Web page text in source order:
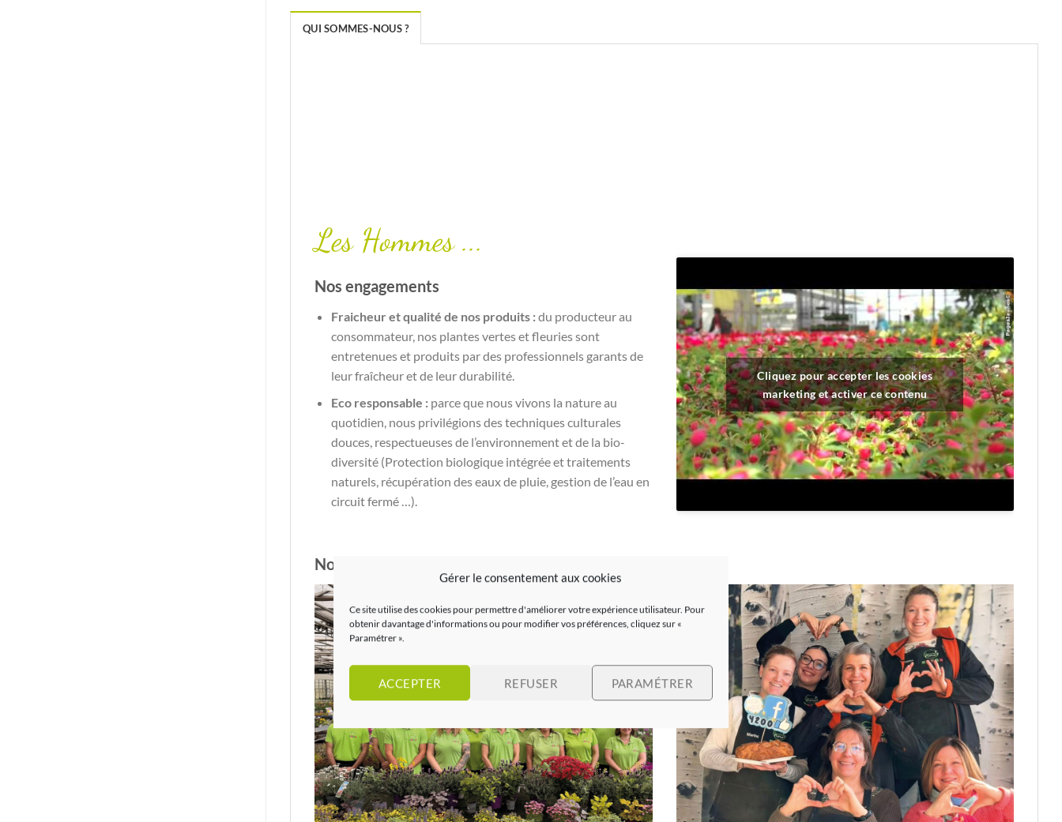
Gérer le consentement aux cookies
Ce site utilise des cookies pour permettre d'améliorer votre expérience utilisateur. Pour
obtenir davantage d'informations ou pour modifier vos préférences, cliquez sur «
Paramétrer ».
ACCEPTER REFUSER PARAMÉTRER
QUI SOMMES-NOUS ?
Les Hommes ...
Nos engagements
Fraicheur et qualité de nos produits :du producteur au
consommateur, nos plantes vertes et fleuries sont
entretenues et produits par des professionnels garants de
leur fraîcheur et de leur durabilité.
Eco responsable :parce que nous vivons la nature au
quotidien, nous privilégions des techniques culturales
douces, respectueuses de l’environnement et de la bio-
diversité (Protection biologique intégrée et traitements
naturels, récupération des eaux de pluie, gestion de l’eau en
circuit fermé …).
Cliquez pour accepter les cookies
marketing et activer ce contenu
Notre équipe